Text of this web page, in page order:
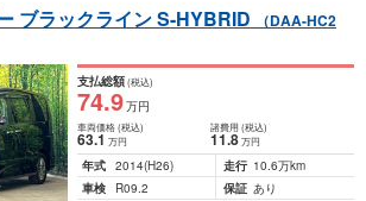
ブラックライン S-HYBRID
（DAA-HC2
支払総額(税込)
74.9万円
車両価格(税込)
63.1万円
諸費用 (税込)
11.8 万円
年式 2014(H26) 走行 10.6万km
車検
R09.2 保証 あり